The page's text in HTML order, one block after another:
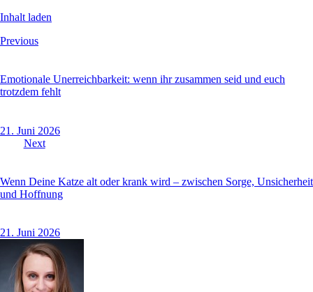
Inhalt laden
Beitragsnavigation
Previous
Emotionale Unerreichbarkeit: wenn ihr zusammen seid und euch
trotzdem fehlt
21. Juni 2026
Next
Wenn Deine Katze alt oder krank wird – zwischen Sorge, Unsicherheit
und Hoffnung
21. Juni 2026